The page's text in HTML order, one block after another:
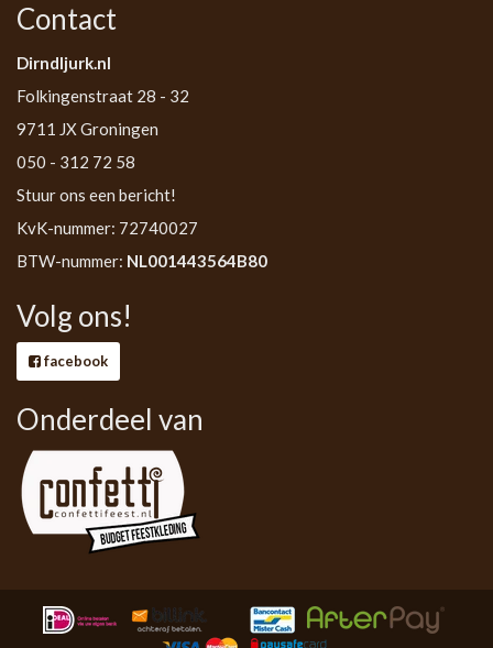
Contact
Dirndljurk.nl
Folkingenstraat 28 - 32
9711 JX Groningen
050 - 312 72 58
Stuur ons een bericht!
KvK-nummer: 72740027
BTW-nummer: NL001443564B80
Volg ons!
facebook
Onderdeel van